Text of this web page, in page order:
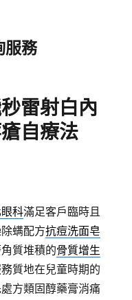
服務
雷射白內
自療法
科滿足客戶臨時且
螨配方抗痘洗面皂
質堆積的骨質增生
質地在兒童時期的
方類固醇藥膏消痛